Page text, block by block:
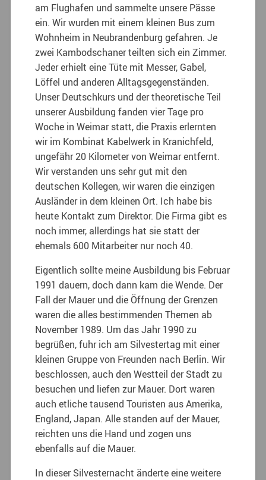
am Flughafen und sammelte unsere Pässe
ein. Wir wurden mit einem kleinen Bus zum
Wohnheim in Neubrandenburg gefahren. Je
zwei Kambodschaner teilten sich ein Zimmer.
Jeder erhielt eine Tüte mit Messer, Gabel,
Löffel und anderen Alltagsgegenständen.
Unser Deutschkurs und der theoretische Teil
unserer Ausbildung fanden vier Tage pro
Woche in Weimar statt, die Praxis erlernten
wir im Kombinat Kabelwerk in Kranichfeld,
ungefähr 20 Kilometer von Weimar entfernt.
Wir verstanden uns sehr gut mit den
deutschen Kollegen, wir waren die einzigen
Ausländer in dem kleinen Ort. Ich habe bis
heute Kontakt zum Direktor. Die Firma gibt es
noch immer, allerdings hat sie statt der
ehemals 600 Mitarbeiter nur noch 40.
Eigentlich sollte meine Ausbildung bis Februar
1991 dauern, doch dann kam die Wende. Der
Fall der Mauer und die Öffnung der Grenzen
waren die alles bestimmenden Themen ab
November 1989. Um das Jahr 1990 zu
begrüßen, fuhr ich am Silvestertag mit einer
kleinen Gruppe von Freunden nach Berlin. Wir
beschlossen, auch den Westteil der Stadt zu
besuchen und liefen zur Mauer. Dort waren
auch etliche tausend Touristen aus Amerika,
England, Japan. Alle standen auf der Mauer,
reichten uns die Hand und zogen uns
ebenfalls auf die Mauer.
In dieser Silvesternacht änderte eine weitere